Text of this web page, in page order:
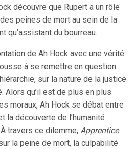
découvre que Rupert a un rôle
peines de mort au sein de la
qu’assistant du bourreau.
de Ah Hock avec une vérité
à se remettre en question
sur la nature de la justice
Alors qu’il est de plus en plus
moraux, Ah Hock se débat entre
la découverte de l’humanité
travers ce dilemme, Apprentice
la peine de mort, la culpabilité